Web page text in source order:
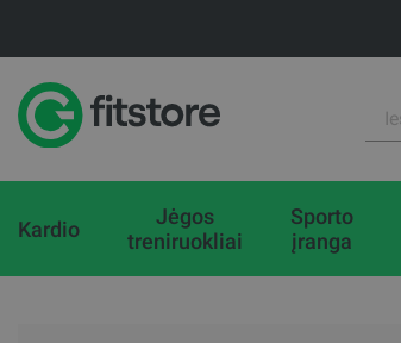
Kardio
Jėgos
treniruokliai
Sporto
įranga